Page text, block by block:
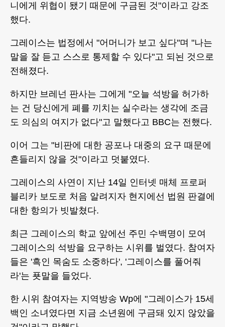
니에게 위협이 됐기 때문에 구금된 것"이라고 강조
했다.
그레이스는 법정에서 "어머니가 보고 싶다"며 "나는
말을 잘 듣고 스스로 통제할 수 있다"고 되뇐 것으로
전해졌다.
하지만 브레넌 판사는 그에게 "오늘 석방을 허가하
는 건 당신에게 폐를 끼치는 실수라는 생각에 조금
도 의심의 여지가 없다"고 말했다고 BBC는 전했다.
이어 그는 "비판에 대한 공포나 대중의 요구 때문에
흔들리지 않을 것"이라고 덧붙였다.
그레이스의 사연이 지난 14일 인터넷 매체 프로퍼
블리카 보도로 처음 알려지자 현지에선 법원 판결에
대한 항의가 빗발쳤다.
최근 그레이스의 학교 앞에선 주민 수백명이 모여
그레이스의 석방을 요구하는 시위를 벌였다. 참여자
들은 '흑인 목숨도 소중하다', '그레이스를 풀어줘
라'는 푯말을 들었다.
한 시위 참여자는 지역방송 Wp에 "그레이스가 15세
백인 소녀였다면 지금 소년원에 구금돼 있지 않았을